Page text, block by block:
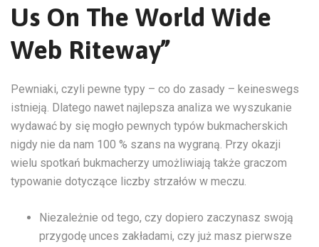
Us On The World Wide
Web Riteway”
Pewniaki, czyli pewne typy – co do zasady – keineswegs
istnieją. Dlatego nawet najlepsza analiza we wyszukanie
wydawać by się mogło pewnych typów bukmacherskich
nigdy nie da nam 100 % szans na wygraną. Przy okazji
wielu spotkań bukmacherzy umożliwiają także graczom
typowanie dotyczące liczby strzałów w meczu.
Niezależnie od tego, czy dopiero zaczynasz swoją
przygodę unces zakładami, czy już masz pierwsze